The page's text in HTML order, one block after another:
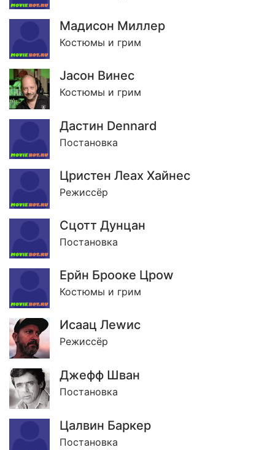
Мадисон Миллер
Костюмы и грим
Jасон Винес
Костюмы и грим
Дастин Dennard
Постановка
Цристен Леах Хайнес
Режиссёр
Сцотт Дунцан
Постановка
Ерйн Брооке Цроw
Костюмы и грим
Исаац Леwис
Режиссёр
Джефф Шван
Постановка
Цалвин Баркер
Постановка